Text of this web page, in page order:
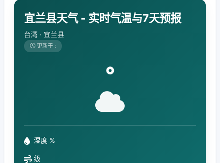
宜兰县天气 - 实时气温与7天预报
台湾 · 宜兰县
更新于 :
°
湿度 %
级